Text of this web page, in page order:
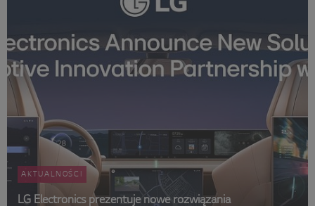
AKTUALNOŚCI
LG Electronics prezentuje nowe rozwiązania